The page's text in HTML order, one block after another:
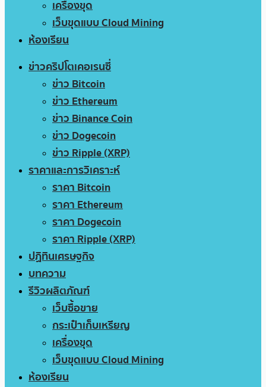
เครื่องขุด
เว็บขุดแบบ Cloud Mining
ห้องเรียน
ข่าวคริปโตเคอเรนซี่
ข่าว Bitcoin
ข่าว Ethereum
ข่าว Binance Coin
ข่าว Dogecoin
ข่าว Ripple (XRP)
ราคาและการวิเคราะห์
ราคา Bitcoin
ราคา Ethereum
ราคา Dogecoin
ราคา Ripple (XRP)
ปฏิทินเศรษฐกิจ
บทความ
รีวิวผลิตภัณฑ์
เว็บซื้อขาย
กระเป๋าเก็บเหรียญ
เครื่องขุด
เว็บขุดแบบ Cloud Mining
ห้องเรียน